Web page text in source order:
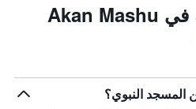
حقائق حول الإقامة في Akan Mashu
المسجد النبوي؟